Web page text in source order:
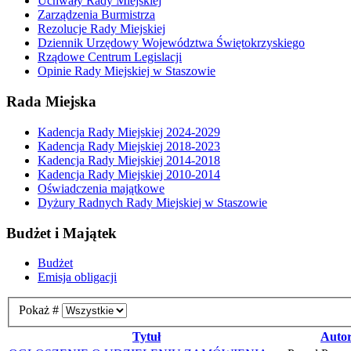
Zarządzenia Burmistrza
Rezolucje Rady Miejskiej
Dziennik Urzędowy Województwa Świętokrzyskiego
Rządowe Centrum Legislacji
Opinie Rady Miejskiej w Staszowie
Rada Miejska
Kadencja Rady Miejskiej 2024-2029
Kadencja Rady Miejskiej 2018-2023
Kadencja Rady Miejskiej 2014-2018
Kadencja Rady Miejskiej 2010-2014
Oświadczenia majątkowe
Dyżury Radnych Rady Miejskiej w Staszowie
Budżet i Majątek
Budżet
Emisja obligacji
Pokaż #
Tytuł